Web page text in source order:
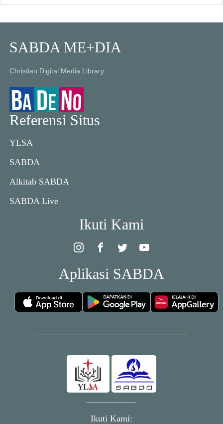
SABDA ME+DIA
Christian Digital Media Library
Referensi Situs
YLSA
SABDA
Alkitab SABDA
SABDA Live
Ikuti Kami
Aplikasi SABDA
Ikuti Kami: